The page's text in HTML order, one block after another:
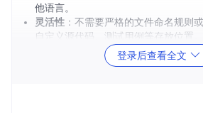
他语言。
灵活性 ：不需要严格的文件命名规则
自定义源代码、测试用例等存放位置。
：你可以调整每个项目甚至
括编译和运行命令。
登录后查看全文